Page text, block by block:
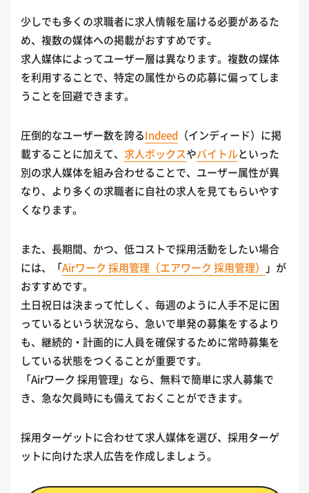
少しでも多くの求職者に求人情報を届ける必要があるた
め、複数の媒体への掲載がおすすめです。
求人媒体によってユーザー層は異なります。複数の媒体
を利用することで、特定の属性からの応募に偏ってしま
うことを回避できます。
圧倒的なユーザー数を誇るIndeed （インディード）に掲
載することに加えて、 求人ボックスやバイトルといった
別の求人媒体を組み合わせることで、ユーザー属性が異
なり、より多くの求職者に自社の求人を見てもらいやす
くなります。
また、長期間、かつ、低コストで採用活動をしたい場合
には、「Airワーク 採用管理（エアワーク 採用管理）
」が
おすすめです。
土日祝日は決まって忙しく、毎週のように人手不足に困
っているという状況なら、急いで単発の募集をするより
も、継続的・計画的に人員を確保するために常時募集を
している状態をつくることが重要です。
「Airワーク 採用管理」なら、無料で簡単に求人募集で
き、急な欠員時にも備えておくことができます。
採用ターゲットに合わせて求人媒体を選び、採用ターゲ
ットに向けた求人広告を作成しましょう。